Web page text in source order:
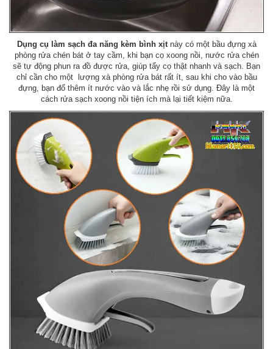
Dụng cụ làm sạch đa năng kèm bình xịt này có một bầu đựng xà
phòng rửa chén bát ở tay cầm, khi bạn cọ xoong nồi, nước rửa chén
sẽ tự động phun ra đồ được rửa, giúp tẩy cọ thật nhanh và sạch. Bạn
chỉ cần cho một lượng xà phòng rửa bát rất ít, sau khi cho vào bầu
đựng, bạn đổ thêm ít nước vào và lắc nhẹ rồi sử dụng. Đây là một
cách rửa sạch xoong nồi tiện ích mà lại tiết kiệm nữa.